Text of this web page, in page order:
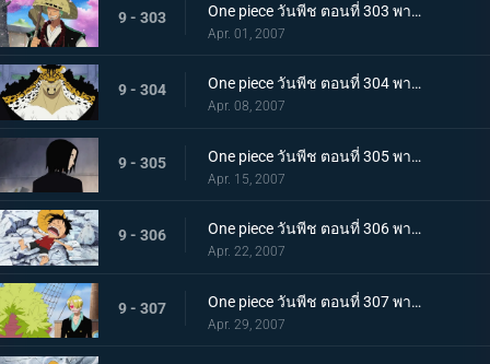
9 - 303 One piece วันพีช ตอนที่ 303 พากย์ไทย คนร้ายคือนายตำรวจลูฟี่! ไล่ตามต้นซากุระยักษ์ที่หายไป
Apr. 01, 2007
9 - 304 One piece วันพีช ตอนที่ 304 พากย์ไทย ไม่ชนะก็ปกป้องไม่ได้! เดินหน้าเกียร์สาม!
Apr. 08, 2007
9 - 305 One piece วันพีช ตอนที่ 305 พากย์ไทย อดีตที่น่าสะพรึงกลัว! ความยุติธรรมที่มืดมิด กับ ร๊อบ ลุจจิ
Apr. 15, 2007
9 - 306 One piece วันพีช ตอนที่ 306 พากย์ไทย นางเงือกมายาปรากฏตัว? ท่ามกลางสติที่เลือนลาง
Apr. 22, 2007
9 - 307 One piece วันพีช ตอนที่ 307 พากย์ไทย เกาะกำลังจมด้วยปืนใหญ่! การคัดค้านทั้งน้ำตาของแฟรงกี้!
Apr. 29, 2007